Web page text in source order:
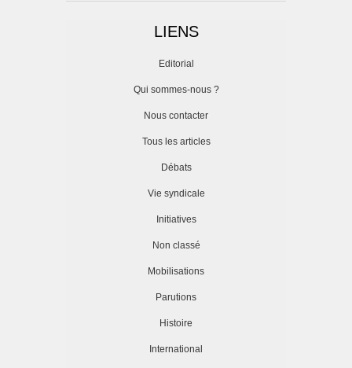
LIENS
Editorial
Qui sommes-nous ?
Nous contacter
Tous les articles
Débats
Vie syndicale
Initiatives
Non classé
Mobilisations
Parutions
Histoire
International